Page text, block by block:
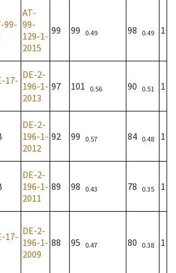
99-
AT-
99-
129-1-
2015
99 99 0.49 98 0.49 1
17- DE-2-
196-1-
2013
97 101 0.56 90 0.51 1
DE-2-
196-1-
2012
92 99 0.57 84 0.48 1
DE-2-
196-1-
2011
89 98 0.43 78 0.35 1
17- DE-2-
196-1-
2009
88 95 0.47 80 0.38 1